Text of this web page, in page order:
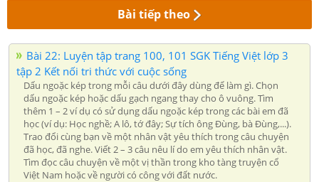
Bài tiếp theo
Bài 22: Luyện tập trang 100, 101 SGK Tiếng Việt lớp 3
tập 2 Kết nối tri thức với cuộc sống
Dấu ngoặc kép trong mỗi câu dưới đây dùng để làm gì. Chọn
dấu ngoặc kép hoặc dấu gạch ngang thay cho ô vuông. Tìm
thêm 1 – 2 ví dụ có sử dụng dấu ngoặc kép trong các bài em đã
học (ví dụ: Học nghề; A lô, tớ đây; Sự tích ông Đùng, bà Đùng,...).
Trao đổi cùng bạn về một nhân vật yêu thích trong câu chuyện
đã học, đã nghe. Viết 2 – 3 câu nêu lí do em yêu thích nhân vật.
Tìm đọc câu chuyện về một vị thần trong kho tàng truyện cổ
Việt Nam hoặc về người có công với đất nước.